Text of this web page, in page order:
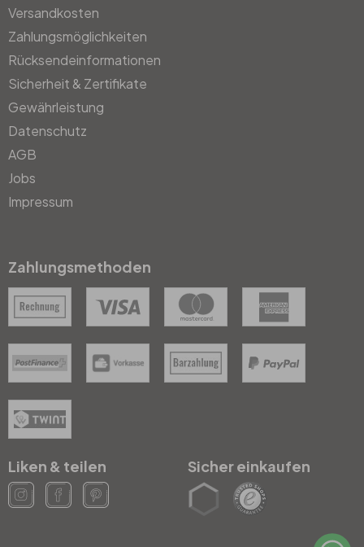
Versandkosten
Zahlungsmöglichkeiten
Rücksendeinformationen
Sicherheit & Zertifikate
Gewährleistung
Datenschutz
AGB
Jobs
Impressum
Zahlungsmethoden
Liken & teilen Sicher einkaufen